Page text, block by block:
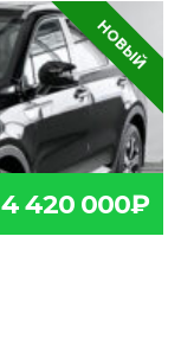
НОВЫЙ
4 420 000₽